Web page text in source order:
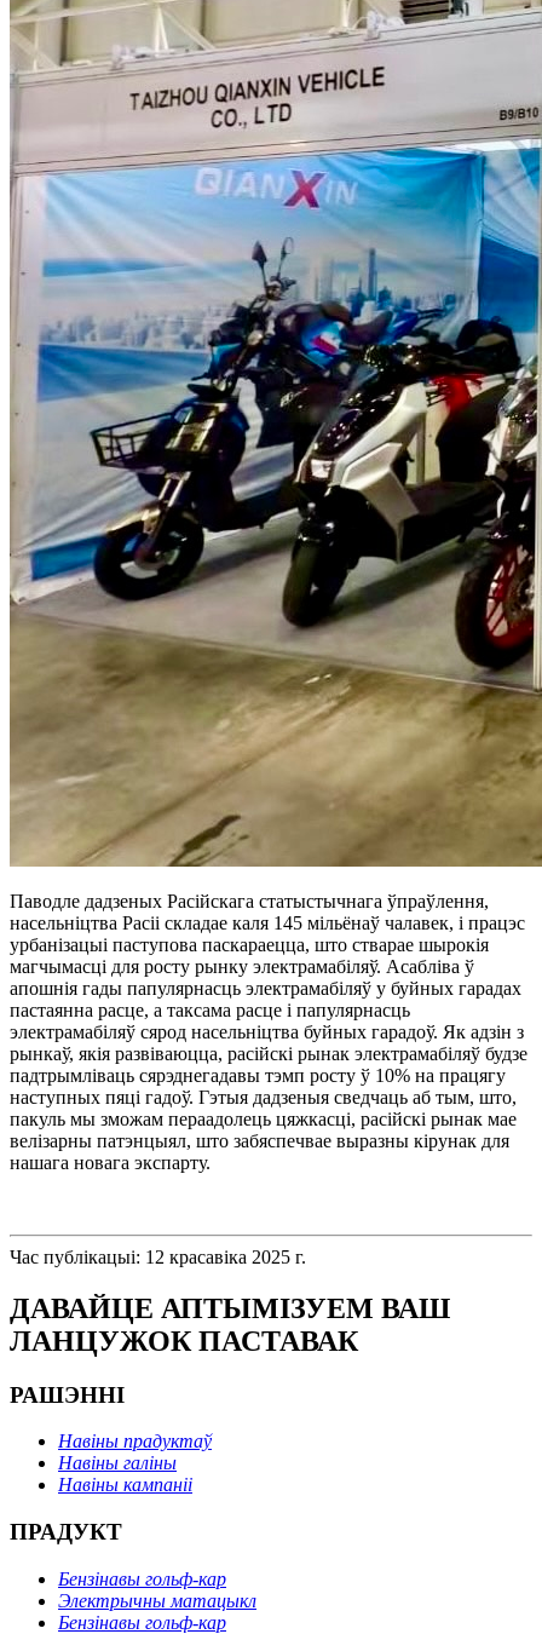
Паводле дадзеных Расійскага статыстычнага ўпраўлення,
насельніцтва Расіі складае каля 145 мільёнаў чалавек, і працэс
урбанізацыі паступова паскараецца, што стварае шырокія
магчымасці для росту рынку электрамабіляў. Асабліва ў
апошнія гады папулярнасць электрамабіляў у буйных гарадах
пастаянна расце, а таксама расце і папулярнасць
электрамабіляў сярод насельніцтва буйных гарадоў. Як адзін з
рынкаў, якія развіваюцца, расійскі рынак электрамабіляў будзе
падтрымліваць сярэднегадавы тэмп росту ў 10% на працягу
наступных пяці гадоў. Гэтыя дадзеныя сведчаць аб тым, што,
пакуль мы зможам пераадолець цяжкасці, расійскі рынак мае
велізарны патэнцыял, што забяспечвае выразны кірунак для
нашага новага экспарту.
Час публікацыі: 12 красавіка 2025 г.
ДАВАЙЦЕ АПТЫМІЗУЕМ ВАШ
ЛАНЦУЖОК ПАСТАВАК
РАШЭННІ
Навіны прадуктаў
Навіны галіны
Навіны кампаніі
ПРАДУКТ
Бензінавы гольф-кар
Электрычны матацыкл
Бензінавы гольф-кар